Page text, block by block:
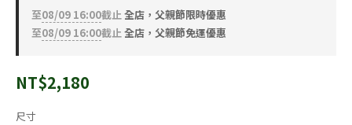
至08/09 16:00截止全店，父親節限時優惠
至08/09 16:00截止全店，父親節免運優惠
NT$2,180
尺寸